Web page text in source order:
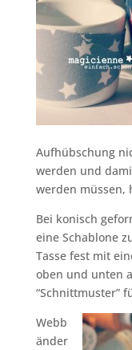
Aufhübschung
werden und
werden müssen,
Bei konisch
eine Schablone
Tasse fest mit
oben und unten
“Schnittmuster”
Webb
änder